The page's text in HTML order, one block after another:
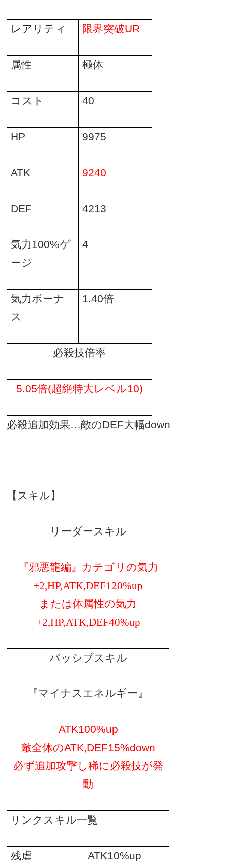
レアリティ 限界突破UR
属性 極体
コスト 40
HP 9975
ATK 9240
DEF 4213
気力100%ゲ
ージ
4
気力ボーナ
ス
1.40倍
必殺技倍率
5.05倍(超絶特大レベル10)
必殺追加効果…敵のDEF大幅down
【スキル】
リーダースキル
『邪悪龍編』カテゴリの気力
+2,HP,ATK,DEF120%up
または体属性の気力
+2,HP,ATK,DEF40%up
パッシブスキル
『マイナスエネルギー』
ATK100%up
敵全体のATK,DEF15%down
必ず追加攻撃し稀に必殺技が発
動
リンクスキル一覧
残虐 ATK10%up